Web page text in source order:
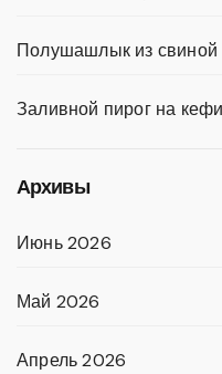
Полушашлык из свиной
Заливной пирог на
Архивы
Июнь 2026
Май 2026
Апрель 2026